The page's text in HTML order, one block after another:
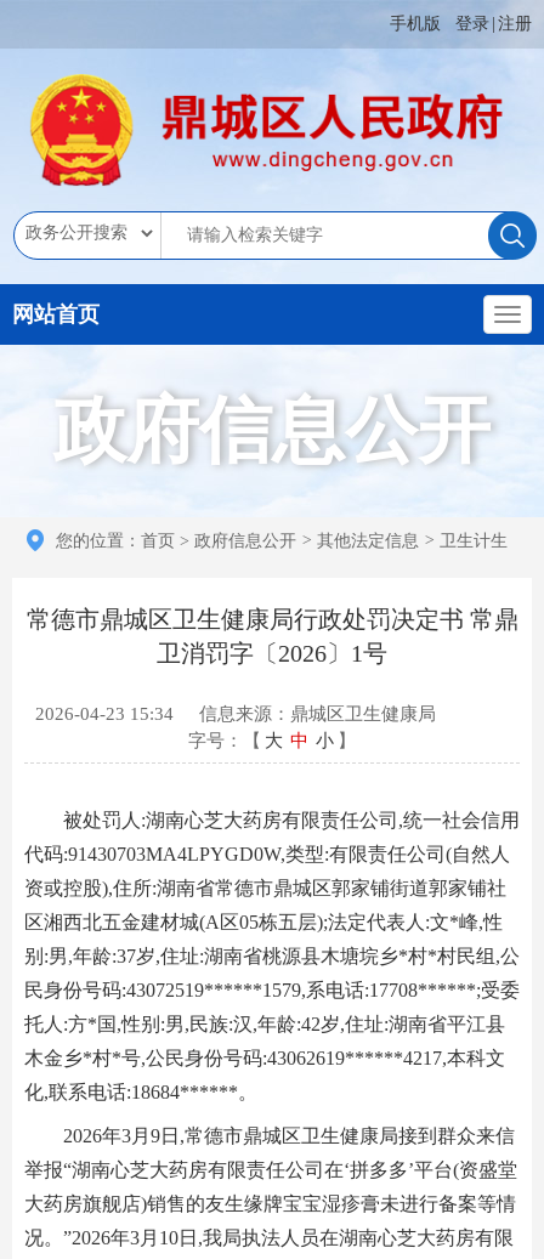
手机版 登录 注册
网站首页
政府信息公开
您的位置： 首页 > 政府信息公开 > 其他法定信息 > 卫生计生
常德市鼎城区卫生健康局行政处罚决定书 常鼎
卫消罚字〔2026〕1号
2026-04-23 15:34
信息来源：鼎城区卫生健康局
字号：【 大 中 小 】
被处罚人:湖南心芝大药房有限责任公司,统一社会信用
代码:91430703MA4LPYGD0W,类型:有限责任公司(自然人
资或控股),住所:湖南省常德市鼎城区郭家铺街道郭家铺社
区湘西北五金建材城(A区05栋五层);法定代表人:文*峰,性
别:男,年龄:37岁,住址:湖南省桃源县木塘垸乡*村*村民组,公
民身份号码:43072519******1579,系电话:17708******;受委
托人:方*国,性别:男,民族:汉,年龄:42岁,住址:湖南省平江县
木金乡*村*号,公民身份号码:43062619******4217,本科文
化,联系电话:18684******。
2026年3月9日,常德市鼎城区卫生健康局接到群众来信
举报“湖南心芝大药房有限责任公司在‘拼多多’平台(资盛堂
大药房旗舰店)销售的友生缘牌宝宝湿疹膏未进行备案等情
况。”2026年3月10日,我局执法人员在湖南心芝大药房有限